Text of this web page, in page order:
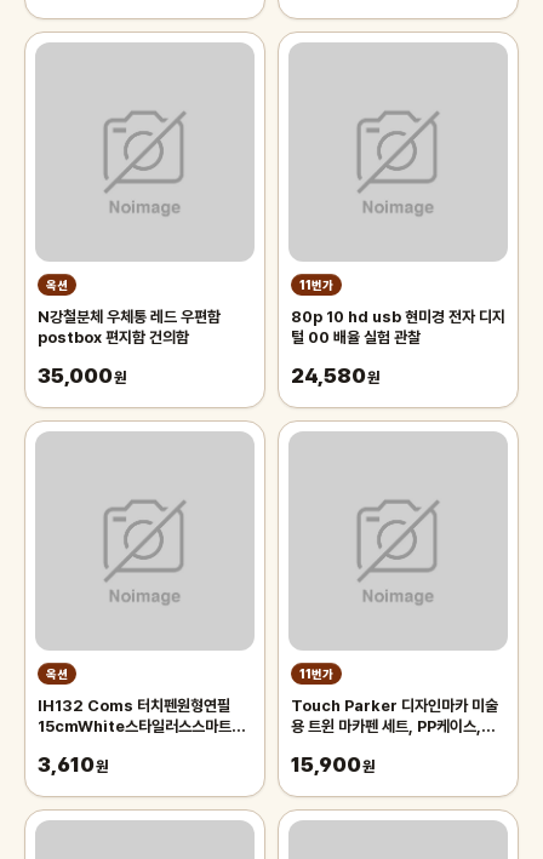
옥션
N강철분체 우체통 레드 우편함
postbox 편지함 건의함
35,000원
11번가
80p 10 hd usb 현미경 전자 디지
털 00 배율 실험 관찰
24,580원
옥션
IH132 Coms 터치펜원형연필
15cmWhite스타일러스스마트폰
3,610원
11번가
Touch Parker 디자인마카 미술
용 트윈 마카펜 세트, PP케이스,
15,900원